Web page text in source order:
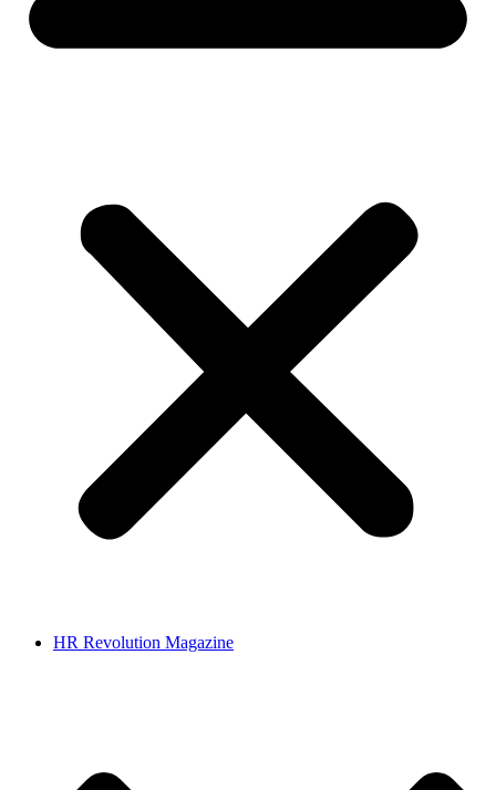
HR Revolution Magazine